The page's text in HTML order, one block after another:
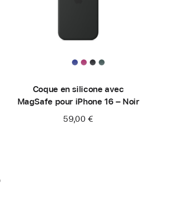
Coque en silicone avec
MagSafe pour iPhone 16 – Noir
59,00 €